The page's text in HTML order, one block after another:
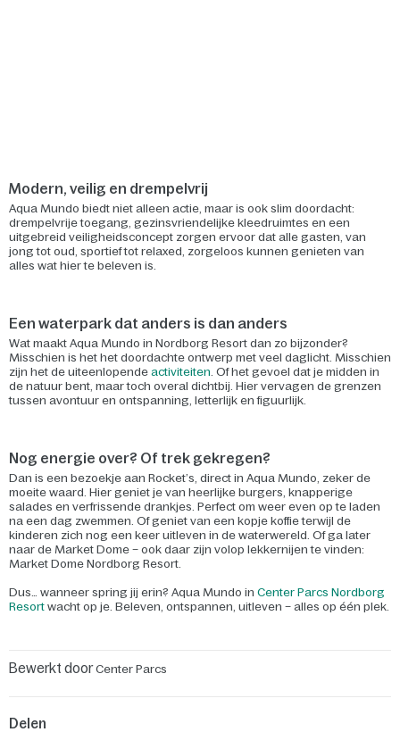
Modern, veilig en drempelvrij
Aqua Mundo biedt niet alleen actie, maar is ook slim doordacht:
drempelvrije toegang, gezinsvriendelijke kleedruimtes en een
uitgebreid veiligheidsconcept zorgen ervoor dat alle gasten, van
jong tot oud, sportief tot relaxed, zorgeloos kunnen genieten van
alles wat hier te beleven is.
Een waterpark dat anders is dan anders
Wat maakt Aqua Mundo in Nordborg Resort dan zo bijzonder?
Misschien is het het doordachte ontwerp met veel daglicht. Misschien
zijn het de uiteenlopende activiteiten. Of het gevoel dat je midden in
de natuur bent, maar toch overal dichtbij. Hier vervagen de grenzen
tussen avontuur en ontspanning, letterlijk en figuurlijk.
Nog energie over? Of trek gekregen?
Dan is een bezoekje aan Rocket’s, direct in Aqua Mundo, zeker de
moeite waard. Hier geniet je van heerlijke burgers, knapperige
salades en verfrissende drankjes. Perfect om weer even op te laden
na een dag zwemmen. Of geniet van een kopje koffie terwijl de
kinderen zich nog een keer uitleven in de waterwereld. Of ga later
naar de Market Dome – ook daar zijn volop lekkernijen te vinden:
Market Dome Nordborg Resort.
Dus… wanneer spring jij erin? Aqua Mundo in Center Parcs Nordborg
Resort wacht op je. Beleven, ontspannen, uitleven – alles op één plek.
Bewerkt doorCenter Parcs
Delen